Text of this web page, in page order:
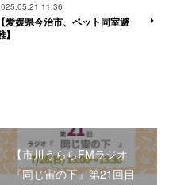
11:36
【愛媛県今治市、ペット同室避
】
【市川うららFMラジオ
『同じ宙の下』第21回目